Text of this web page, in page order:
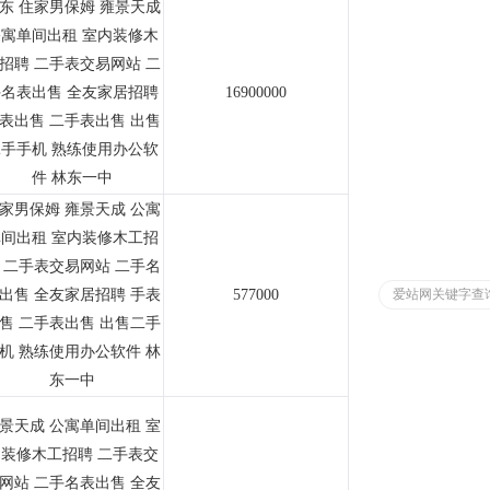
住家男保姆 雍景天成
单间出租 室内装修木
聘 二手表交易网站 二
表出售 全友家居招聘
出售 二手表出售 出售
手机 熟练使用办公软
件 林东一中
16900000
爱站网关键字查
男保姆 雍景天成 公寓
出租 室内装修木工招
手表交易网站 二手名
售 全友家居招聘 手表
二手表出售 出售二手
熟练使用办公软件 林
东一中
577000
天成 公寓单间出租 室
修木工招聘 二手表交
站 二手名表出售 全友